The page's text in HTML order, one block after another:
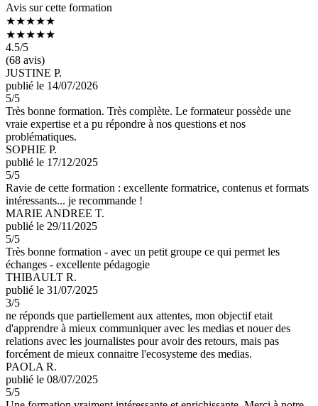
Avis sur cette formation
★★★★★
★★★★★
4.5/5
(68 avis)
JUSTINE P.
publié le 14/07/2026
5/5
Très bonne formation. Très complète. Le formateur possède une
vraie expertise et a pu répondre à nos questions et nos
problématiques.
SOPHIE P.
publié le 17/12/2025
5/5
Ravie de cette formation : excellente formatrice, contenus et formats
intéressants... je recommande !
MARIE ANDREE T.
publié le 29/11/2025
5/5
Très bonne formation - avec un petit groupe ce qui permet les
échanges - excellente pédagogie
THIBAULT R.
publié le 31/07/2025
3/5
ne réponds que partiellement aux attentes, mon objectif etait
d'apprendre à mieux communiquer avec les medias et nouer des
relations avec les journalistes pour avoir des retours, mais pas
forcément de mieux connaitre l'ecosysteme des medias.
PAOLA R.
publié le 08/07/2025
5/5